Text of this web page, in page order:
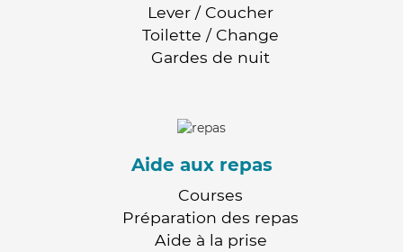
Lever / Coucher
Toilette / Change
Gardes de nuit
Aide aux repas
Courses
Préparation des repas
Aide à la prise